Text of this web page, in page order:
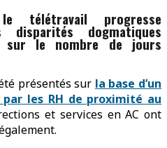
télétravail progresse
dogmatiques
sur le nombre de jours
présentés sur la base d’un
les RH de proximité au
et services en AC ont